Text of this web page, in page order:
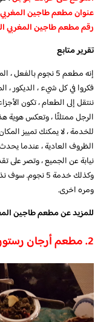
عنوان مطعم طاجين
رقم مطعم طاجين المغربي
تقرير متابع
إنه مطعم 5 نجوم
فكروا في كل شيء ، الديكور ،
ننتقل إلى الطعام ، تكون
الرجل ممتلئًا ، وتعكس هوية
للخدمة ، لا يمكنك تمييز
الظروف العادية ، عندما
نيابة عن الجميع ، وتصر على
وكذلك خدمة 5
ومره اخرى.
للمزيد عن مطعم طاجين
2. مطعم أرجان رستورانة